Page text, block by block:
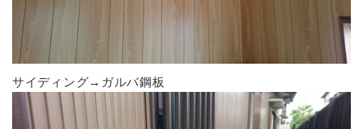
サイディング→ガルバ鋼板